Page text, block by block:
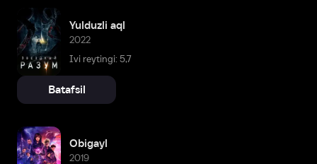
Yulduzli aql
2022
Ivi reytingi: 5,7
Batafsil
Obigayl
2019